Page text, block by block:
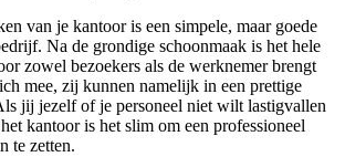
van je kantoor is een simpele, maar goede
Na de grondige schoonmaak is het hele
zowel bezoekers als de werknemer brengt
mee, zij kunnen namelijk in een prettige
jij jezelf of je personeel niet wilt lastigvallen
kantoor is het slim om een professioneel
te zetten.